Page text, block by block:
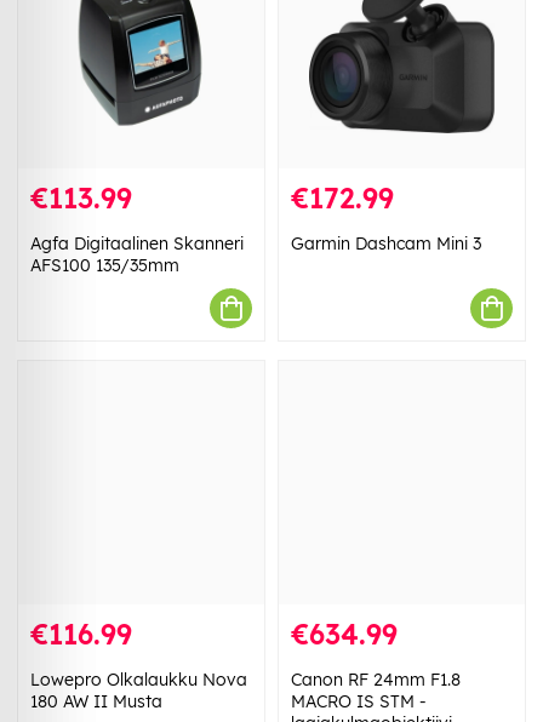
€113.99
Agfa Digitaalinen Skanneri
AFS100 135/35mm
€172.99
Garmin Dashcam Mini 3
€116.99
Lowepro Olkalaukku Nova
180 AW II Musta
€634.99
Canon RF 24mm F1.8
MACRO IS STM -